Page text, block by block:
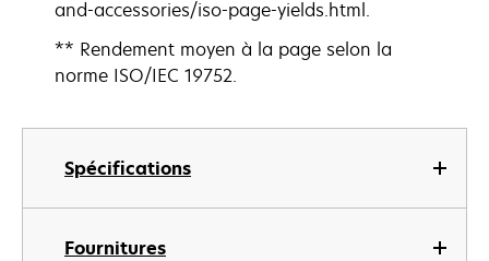
Spécifications
Fournitures
and-accessories/iso-page-yields.html.
** Rendement moyen à la page selon la
norme ISO/IEC 19752.